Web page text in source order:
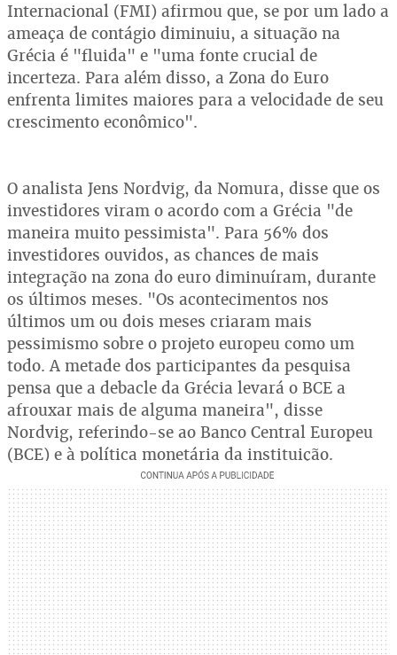
Internacional (FMI) afirmou que, se por um lado a
ameaça de contágio diminuiu, a situação na
Grécia é "fluida" e "uma fonte crucial de
incerteza. Para além disso, a Zona do Euro
enfrenta limites maiores para a velocidade de seu
crescimento econômico".
O analista Jens Nordvig, da Nomura, disse que os
investidores viram o acordo com a Grécia "de
maneira muito pessimista". Para 56% dos
investidores ouvidos, as chances de mais
integração na zona do euro diminuíram, durante
os últimos meses. "Os acontecimentos nos
últimos um ou dois meses criaram mais
pessimismo sobre o projeto europeu como um
todo. A metade dos participantes da pesquisa
pensa que a debacle da Grécia levará o BCE a
afrouxar mais de alguma maneira", disse
Nordvig, referindo-se ao Banco Central Europeu
(BCE) e à política monetária da instituição.